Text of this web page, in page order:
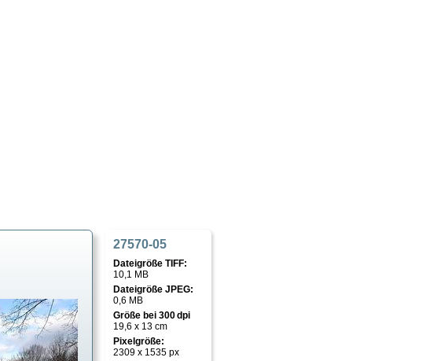
27570-05
Dateigröße TIFF:
10,1 MB
Dateigröße JPEG:
0,6 MB
Größe bei 300 dpi
19,6 x 13 cm
Pixelgröße:
2309 x 1535 px